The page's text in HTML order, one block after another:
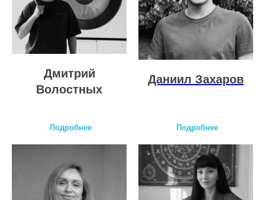
Дмитрий
Волостных
Подробнее
Даниил Захаров
Подробнее